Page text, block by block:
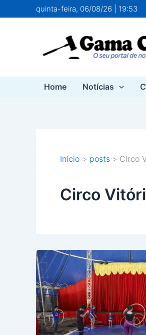
para
quinta-feira, 06/08/26 | 19:53
Home Notícias
Início posts Circo
Circo